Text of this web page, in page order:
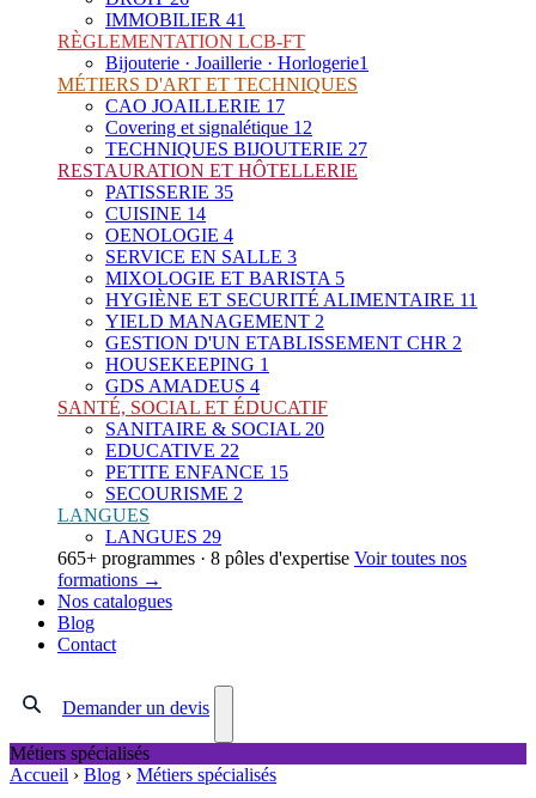
IMMOBILIER 41
RÈGLEMENTATION LCB-FT
Bijouterie · Joaillerie · Horlogerie1
MÉTIERS D'ART ET TECHNIQUES
CAO JOAILLERIE 17
Covering et signalétique 12
TECHNIQUES BIJOUTERIE 27
RESTAURATION ET HÔTELLERIE
PATISSERIE 35
CUISINE 14
OENOLOGIE 4
SERVICE EN SALLE 3
MIXOLOGIE ET BARISTA 5
HYGIÈNE ET SECURITÉ ALIMENTAIRE 11
YIELD MANAGEMENT 2
GESTION D'UN ETABLISSEMENT CHR 2
HOUSEKEEPING 1
GDS AMADEUS 4
SANTÉ, SOCIAL ET ÉDUCATIF
SANITAIRE & SOCIAL 20
EDUCATIVE 22
PETITE ENFANCE 15
SECOURISME 2
LANGUES
LANGUES 29
665+ programmes · 8 pôles d'expertise Voir toutes nos
formations →
Nos catalogues
Blog
Contact
Demander un devis
Métiers spécialisés
Accueil › Blog › Métiers spécialisés